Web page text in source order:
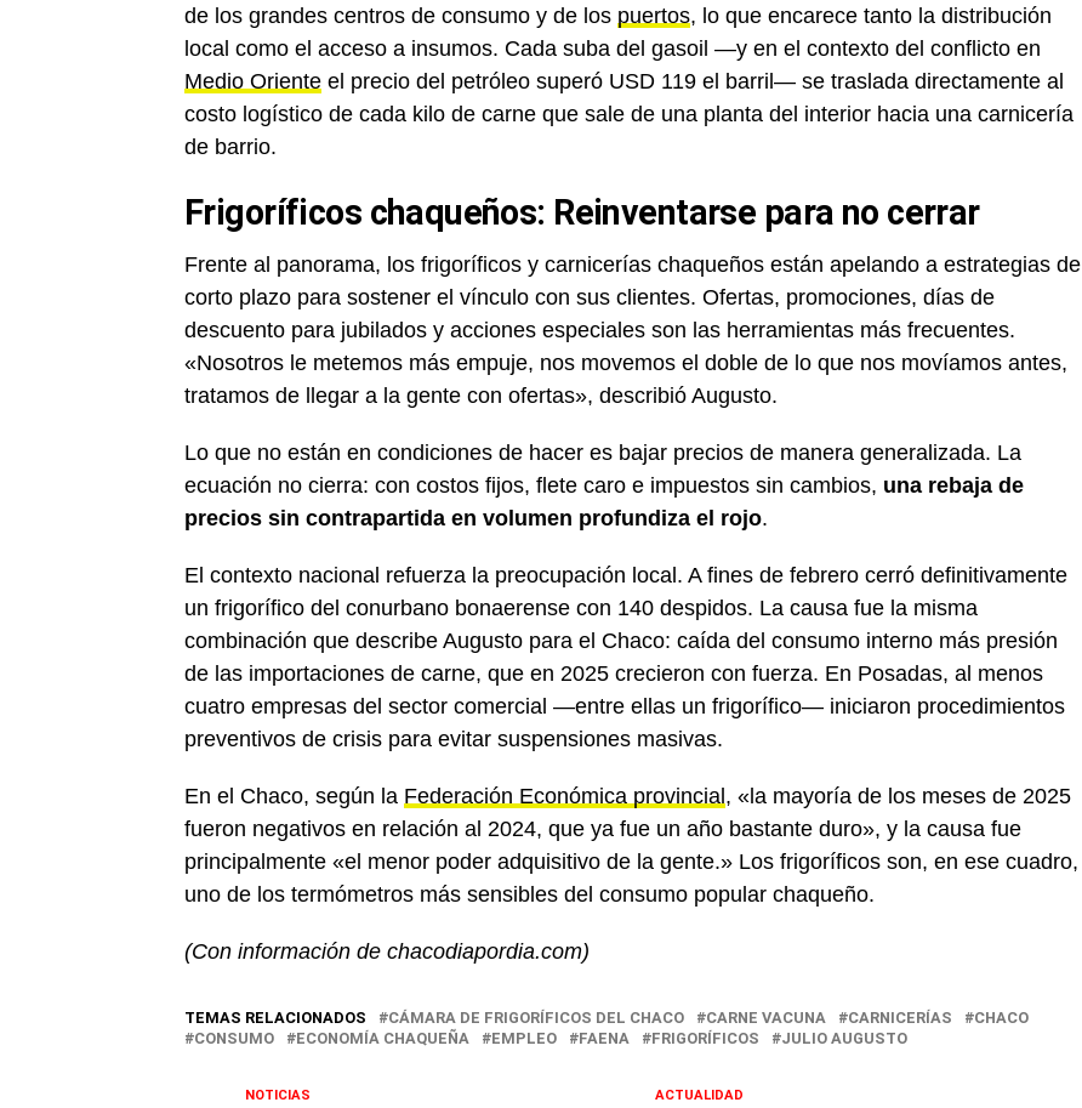
de los grandes centros de consumo y de los puertos, lo que encarece tanto la distribución
local como el acceso a insumos. Cada suba del gasoil —y en el contexto del conflicto en
Medio Oriente el precio del petróleo superó USD 119 el barril— se traslada directamente al
costo logístico de cada kilo de carne que sale de una planta del interior hacia una carnicería
de barrio.
Frigoríficos chaqueños: Reinventarse para no cerrar
Frente al panorama, los frigoríficos y carnicerías chaqueños están apelando a estrategias de
corto plazo para sostener el vínculo con sus clientes. Ofertas, promociones, días de
descuento para jubilados y acciones especiales son las herramientas más frecuentes.
«Nosotros le metemos más empuje, nos movemos el doble de lo que nos movíamos antes,
tratamos de llegar a la gente con ofertas», describió Augusto.
Lo que no están en condiciones de hacer es bajar precios de manera generalizada. La
ecuación no cierra: con costos fijos, flete caro e impuestos sin cambios, una rebaja de
precios sin contrapartida en volumen profundiza el rojo.
El contexto nacional refuerza la preocupación local. A fines de febrero cerró definitivamente
un frigorífico del conurbano bonaerense con 140 despidos. La causa fue la misma
combinación que describe Augusto para el Chaco: caída del consumo interno más presión
de las importaciones de carne, que en 2025 crecieron con fuerza. En Posadas, al menos
cuatro empresas del sector comercial —entre ellas un frigorífico— iniciaron procedimientos
preventivos de crisis para evitar suspensiones masivas.
En el Chaco, según la Federación Económica provincial , «la mayoría de los meses de 2025
fueron negativos en relación al 2024, que ya fue un año bastante duro», y la causa fue
principalmente «el menor poder adquisitivo de la gente.» Los frigoríficos son, en ese cuadro,
uno de los termómetros más sensibles del consumo popular chaqueño.
(Con información de chacodiapordia.com)
TEMAS RELACIONADOS CÁMARA DE FRIGORÍFICOS DEL CHACO CARNE VACUNA CARNICERÍAS
CHACO
CONSUMO
ECONOMÍA CHAQUEÑA EMPLEO FAENA FRIGORÍFICOS JULIO AUGUSTO
ACTUALIDAD
NOTICIAS